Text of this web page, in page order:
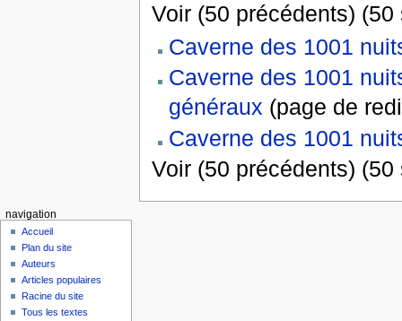
Voir (50 précédents) (50
Caverne des 1001
Caverne des 1001
généraux (page de
Caverne des 1001
Voir (50 précédents) (50
navigation
Accueil
Plan du site
Auteurs
Articles populaires
Racine du site
Tous les textes